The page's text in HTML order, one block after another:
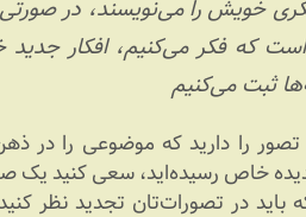
خویش را می‌نویسند، در
که فکر می‌کنیم، افکار جدید
ثبت می‌کنیم
را دارید که موضوعی را در
خاص رسیده‌اید، سعی کنید یک
باید در تصورات‌تان تجدید نظر